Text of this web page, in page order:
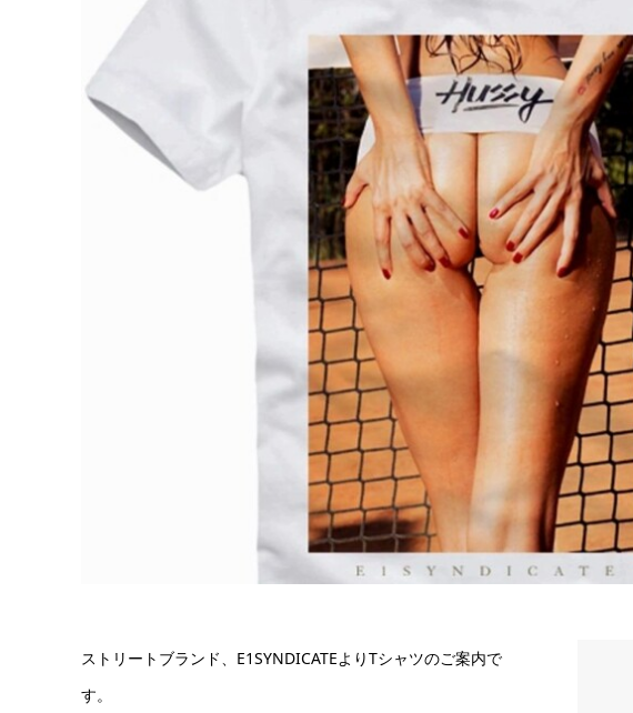
ストリートブランド、E1SYNDICATEよりTシャツのご案内で
す。